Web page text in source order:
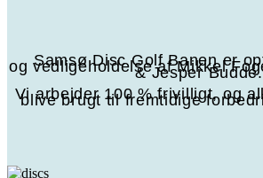
Samsø Disc Golf Banen er
og vedligeholdelse af Mikkel
& Jesper Budde.
Vi arbejder 100 % frivilligt, og
blive brugt til fremtidige